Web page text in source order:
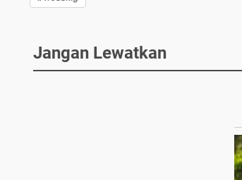
Jangan Lewatkan